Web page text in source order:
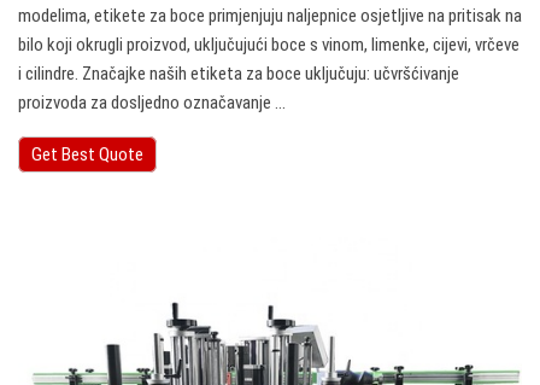
modelima, etikete za boce primjenjuju naljepnice osjetljive na pritisak na
bilo koji okrugli proizvod, uključujući boce s vinom, limenke, cijevi, vrčeve
i cilindre. Značajke naših etiketa za boce uključuju: učvršćivanje
proizvoda za dosljedno označavanje ...
Get Best Quote